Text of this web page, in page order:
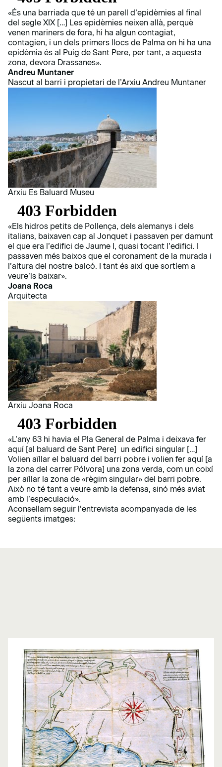
«És una barriada que té un parell d’epidèmies al final
del segle XIX […] Les epidèmies neixen allà, perquè
venen mariners de fora, hi ha algun contagiat,
contagien, i un dels primers llocs de Palma on hi ha una
epidèmia és al Puig de Sant Pere, per tant, a aquesta
zona, devora Drassanes».
Andreu Muntaner
Nascut al barri i propietari de l’Arxiu Andreu Muntaner
Arxiu Es Baluard Museu
«Els hidros petits de Pollença, dels alemanys i dels
italians, baixaven cap al Jonquet i passaven per damunt
el que era l’edifici de Jaume I, quasi tocant l’edifici. I
passaven més baixos que el coronament de la murada i
l’altura del nostre balcó. I tant és així que sortíem a
veure’ls baixar».
Joana Roca
Arquitecta
Arxiu Joana Roca
«L’any 63 hi havia el Pla General de Palma i deixava fer
aquí [al baluard de Sant Pere] un edifici singular […]
Volien aïllar el baluard del barri pobre i volien fer aquí [a
la zona del carrer Pólvora] una zona verda, com un coixí
per aïllar la zona de «règim singular» del barri pobre.
Això no té tant a veure amb la defensa, sinó més aviat
amb l’especulació».
Aconsellam seguir l’entrevista acompanyada de les
següents imatges: